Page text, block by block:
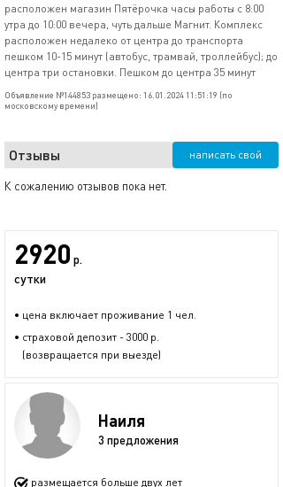
расположен магазин Пятёрочка часы работы с 8:00
утра до 10:00 вечера, чуть дальше Магнит. Комплекс
расположен недалеко от центра до транспорта
пешком 10-15 минут (автобус, трамвай, троллейбус); до
центра три остановки. Пешком до центра 35 минут
Объявление №144853 размещено: 16.01.2024 11:51:19 (по
московскому времени)
Отзывы написать свой
К сожалению отзывов пока нет.
2920 р.
сутки
• цена включает проживание 1 чел.
• страховой депозит - 3000 р.
(возвращается при выезде)
Наиля
3 предложения
размещается больше двух лет